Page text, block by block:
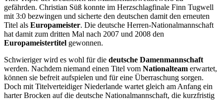
gefährden. Christian Süß konnte im Herzschlagfinale Finn Tugwell
mit 3:0 bezwingen und sicherte den deutschen damit den erneuten
Titel als Europameister. Die deutsche Herren-Nationalmannschaft
hat damit zum dritten Mal nach 2007 und 2008 den
Europameistertitel gewonnen.
Schwieriger wird es wohl für die deutsche Damenmannschaft
werden. Nachdem niemand einen Titel vom Nationalteam erwartet,
können sie befreit aufspielen und für eine Überraschung sorgen.
Doch mit Titelverteidiger Niederlande wartet gleich am Anfang ein
harter Brocken auf die deutsche Nationalmannschaft, die kurzfristig